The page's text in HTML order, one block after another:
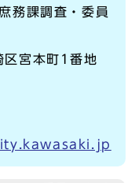
務課調査・委員
宮本町1番地